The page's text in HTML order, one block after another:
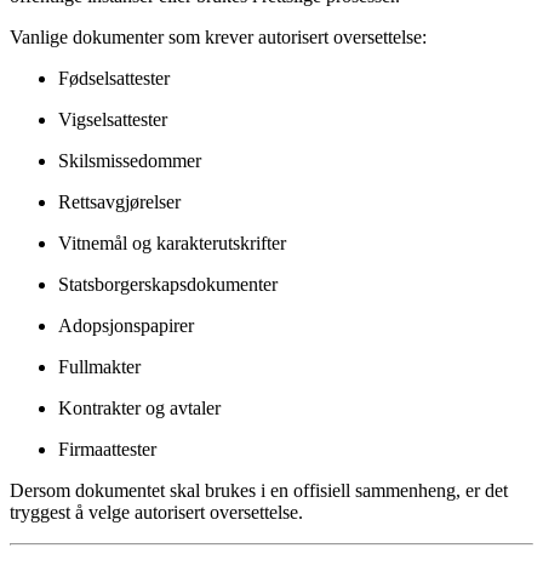
Vanlige dokumenter som krever autorisert oversettelse:
Fødselsattester
Vigselsattester
Skilsmissedommer
Rettsavgjørelser
Vitnemål og karakterutskrifter
Statsborgerskapsdokumenter
Adopsjonspapirer
Fullmakter
Kontrakter og avtaler
Firmaattester
Dersom dokumentet skal brukes i en offisiell sammenheng, er det
tryggest å velge autorisert oversettelse.